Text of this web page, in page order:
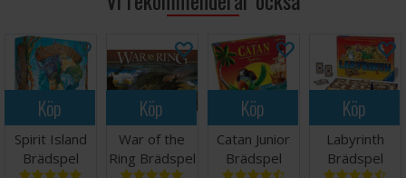
Speltid: 15 minuter
Språk: Svenska
Köp
Spirit Island
Brädspel
Köp
War of the
Ring Brädspel
Köp
Catan Junior
Brädspel
Köp
Labyrinth
Brädspel